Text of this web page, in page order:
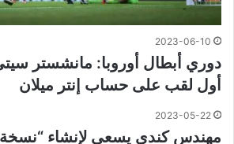
2023-06-10
دوري أبطال أوروبا: مانشستر
أول لقب على حساب إنتر ميلان
2023-05-22
مهندس كندي يسعى لإنشاء